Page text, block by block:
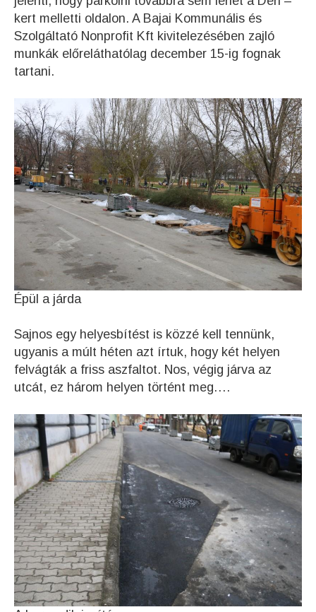
kert melletti oldalon. A Bajai Kommunális és
Szolgáltató Nonprofit Kft kivitelezésében zajló
munkák előreláthatólag december 15-ig fognak
tartani.
Épül a járda
Sajnos egy helyesbítést is közzé kell tennünk,
ugyanis a múlt héten azt írtuk, hogy két helyen
felvágták a friss aszfaltot. Nos, végig járva az
utcát, ez három helyen történt meg….